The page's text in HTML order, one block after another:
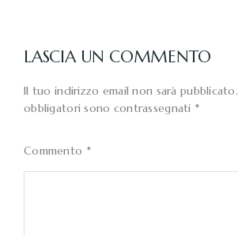
LASCIA UN COMMENTO
Il tuo indirizzo email non sarà pubblicato.
obbligatori sono contrassegnati *
Commento *